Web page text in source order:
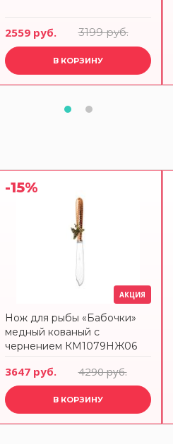
2559 руб. 3199 руб.
В КОРЗИНУ
-15%
АКЦИЯ
Нож для рыбы «Бабочки»
медный кованый с
чернением КМ1079НЖ06
3647 руб. 4290 руб.
В КОРЗИНУ